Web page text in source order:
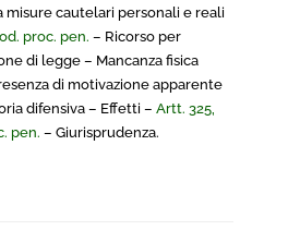
misure cautelari personali e reali
proc. pen. – Ricorso per
di legge – Mancanza fisica
di motivazione apparente
difensiva – Effetti – Artt. 325,
pen. – Giurisprudenza.